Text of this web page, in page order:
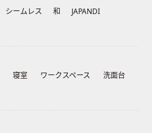
シームレス 和
JAPANDI
寝室 ワークスペース
洗面台